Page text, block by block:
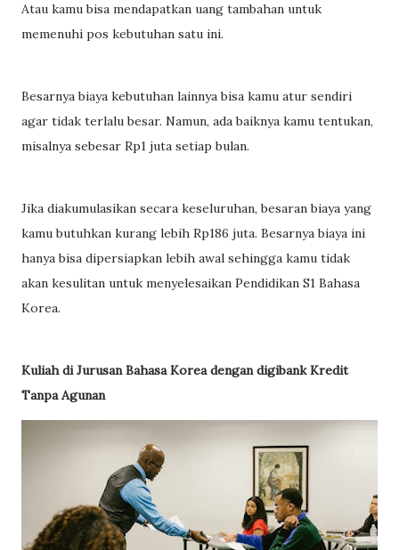
Atau kamu bisa mendapatkan uang tambahan untuk
memenuhi pos kebutuhan satu ini.
Besarnya biaya kebutuhan lainnya bisa kamu atur sendiri
agar tidak terlalu besar. Namun, ada baiknya kamu tentukan,
misalnya sebesar Rp1 juta setiap bulan.
Jika diakumulasikan secara keseluruhan, besaran biaya yang
kamu butuhkan kurang lebih Rp186 juta. Besarnya biaya ini
hanya bisa dipersiapkan lebih awal sehingga kamu tidak
akan kesulitan untuk menyelesaikan Pendidikan S1 Bahasa
Korea.
Kuliah di Jurusan Bahasa Korea dengan digibank Kredit
Tanpa Agunan